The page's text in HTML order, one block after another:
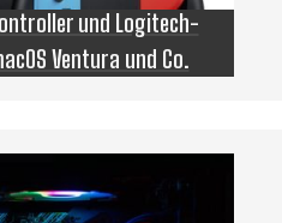
und Logitech-
Ventura und Co.